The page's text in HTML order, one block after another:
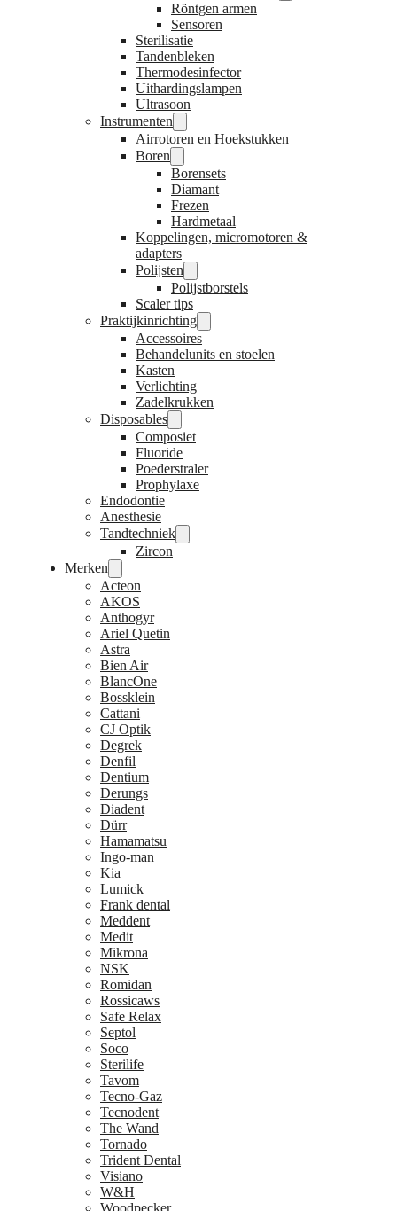
Röntgen armen
Sensoren
Sterilisatie
Tandenbleken
Thermodesinfector
Uithardingslampen
Ultrasoon
Instrumenten
Airrotoren en Hoekstukken
Boren
Borensets
Diamant
Frezen
Hardmetaal
Koppelingen, micromotoren &
adapters
Polijsten
Polijstborstels
Scaler tips
Praktijkinrichting
Accessoires
Behandelunits en stoelen
Kasten
Verlichting
Zadelkrukken
Disposables
Composiet
Fluoride
Poederstraler
Prophylaxe
Endodontie
Anesthesie
Tandtechniek
Zircon
Merken
Acteon
AKOS
Anthogyr
Ariel Quetin
Astra
Bien Air
BlancOne
Bossklein
Cattani
CJ Optik
Degrek
Denfil
Dentium
Derungs
Diadent
Dürr
Hamamatsu
Ingo-man
Kia
Lumick
Frank dental
Meddent
Medit
Mikrona
NSK
Romidan
Rossicaws
Safe Relax
Septol
Soco
Sterilife
Tavom
Tecno-Gaz
Tecnodent
The Wand
Tornado
Trident Dental
Visiano
W&H